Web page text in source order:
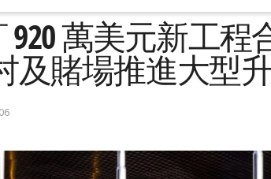
萬美元新工程
及賭場推進大型